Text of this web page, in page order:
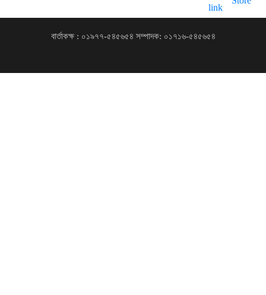
বার্তাকক্ষ : ০১৯৭৭-৫৪৫৬৫৪ সম্পাদক: ০১৭১৬-৫৪৫৬৫৪